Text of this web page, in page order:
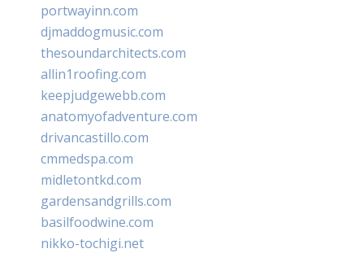
portwayinn.com
djmaddogmusic.com
thesoundarchitects.com
allin1roofing.com
keepjudgewebb.com
anatomyofadventure.com
drivancastillo.com
cmmedspa.com
midletontkd.com
gardensandgrills.com
basilfoodwine.com
nikko-tochigi.net